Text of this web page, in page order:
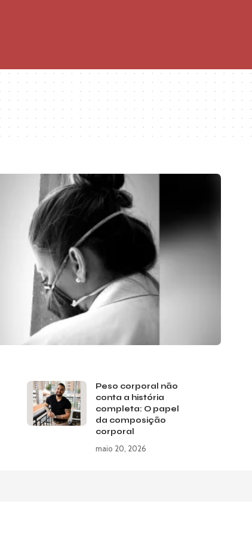
Peso corporal não
conta a história
completa: O papel
da composição
corporal
maio 20, 2026